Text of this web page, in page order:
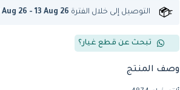
التوصيل إلى خلال الفترة Aug 26 - 13 Aug 26
تبحث عن قطع غيار؟
وصف المنتج